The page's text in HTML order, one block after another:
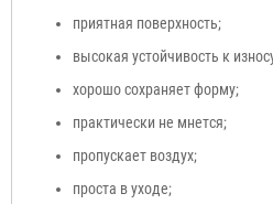
приятная поверхность;
высокая устойчивость к
хорошо сохраняет форму;
практически не мнется;
пропускает воздух;
проста в уходе;